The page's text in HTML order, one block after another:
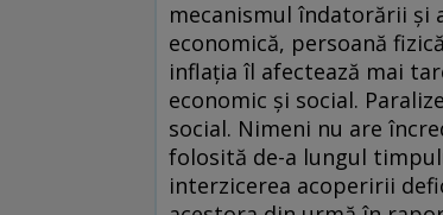
mecanismul îndatorării şi
economică, persoană
inflaţia îl afectează mai
economic şi social.
social. Nimeni nu are
folosită de-a lungul
interzicerea acoperirii